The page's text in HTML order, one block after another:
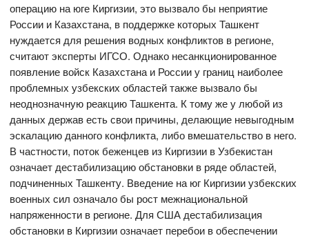
операцию на юге Киргизии, это вызвало бы неприятие
России и Казахстана, в поддержке которых Ташкент
нуждается для решения водных конфликтов в регионе,
считают эксперты ИГСО. Однако несанкционированное
появление войск Казахстана и России у границ наиболее
проблемных узбекских областей также вызвало бы
неоднозначную реакцию Ташкента. К тому же у любой из
данных держав есть свои причины, делающие невыгодным
эскалацию данного конфликта, либо вмешательство в него.
В частности, поток беженцев из Киргизии в Узбекистан
означает дестабилизацию обстановки в ряде областей,
подчиненных Ташкенту. Введение на юг Киргизии узбекских
военных сил означало бы рост межнациональной
напряженности в регионе. Для США дестабилизация
обстановки в Киргизии означает перебои в обеспечении